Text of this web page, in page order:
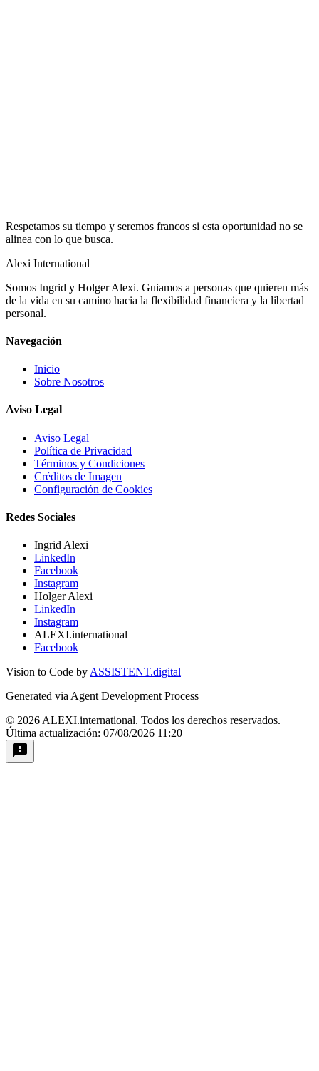
Respetamos su tiempo y seremos francos si esta oportunidad no se
alinea con lo que busca.
Alexi International
Somos Ingrid y Holger Alexi. Guiamos a personas que quieren más
de la vida en su camino hacia la flexibilidad financiera y la libertad
personal.
Navegación
Inicio
Sobre Nosotros
Aviso Legal
Aviso Legal
Política de Privacidad
Términos y Condiciones
Créditos de Imagen
Configuración de Cookies
Redes Sociales
Ingrid Alexi
LinkedIn
Facebook
Instagram
Holger Alexi
LinkedIn
Instagram
ALEXI.international
Facebook
Vision to Code by ASSISTENT.digital
Generated via Agent Development Process
© 2026 ALEXI.international. Todos los derechos reservados.
Última actualización: 07/08/2026 11:20
feedback